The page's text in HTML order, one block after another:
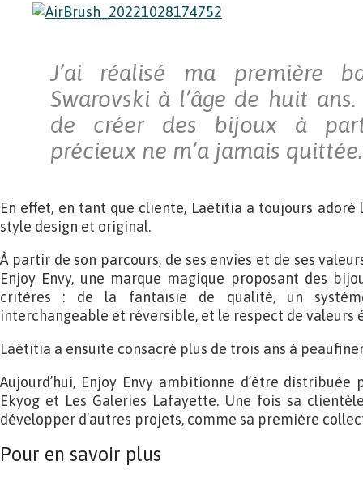
J’ai réalisé ma première
Swarovski à l’âge de huit
de créer des bijoux à
précieux ne m’a jamais quittée.
En effet, en tant que cliente, Laëtitia a toujours
style design et original.
À partir de son parcours, de ses envies et de ses
Enjoy Envy, une marque magique proposant des
critères : de la fantaisie de qualité, un
interchangeable et réversible, et le respect de valeurs
Laëtitia a ensuite consacré plus de trois ans à
Aujourd’hui, Enjoy Envy ambitionne d’être
Ekyog et Les Galeries Lafayette. Une fois sa
développer d’autres projets, comme sa première
Pour en savoir plus